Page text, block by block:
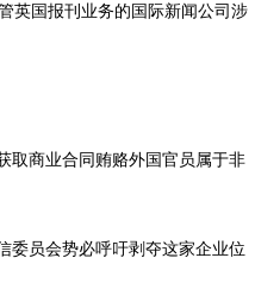
国报刊业务的国际新闻公司涉
商业合同贿赂外国官员属于非
员会势必呼吁剥夺这家企业位